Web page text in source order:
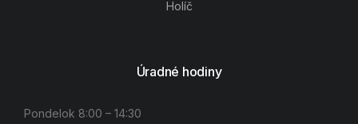
Holíč
Úradné hodiny
Pondelok 8:00 – 14:30